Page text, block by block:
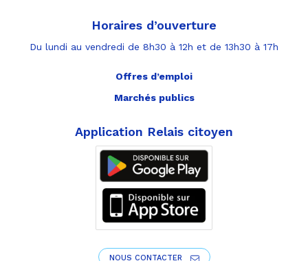
Horaires d’ouverture
Du lundi au vendredi de 8h30 à 12h et de 13h30 à 17h
Offres d’emploi
Marchés publics
Application Relais citoyen
NOUS CONTACTER